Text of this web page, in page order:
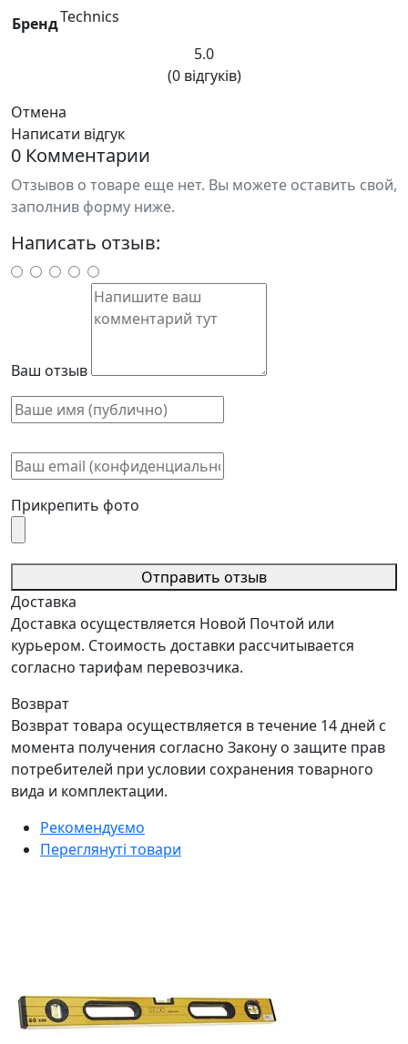
БрендTechnics
5.0
(0 відгуків)
Отмена
Написати відгук
0 Комментарии
Отзывов о товаре еще нет. Вы можете оставить свой,
заполнив форму ниже.
Написать отзыв:
Ваш отзыв
Прикрепить фото
Отправить отзыв
Доставка
Доставка осуществляется Новой Почтой или
курьером. Стоимость доставки рассчитывается
согласно тарифам перевозчика.
Возврат
Возврат товара осуществляется в течение 14 дней с
момента получения согласно Закону о защите прав
потребителей при условии сохранения товарного
вида и комплектации.
Рекомендуємо
Переглянуті товари